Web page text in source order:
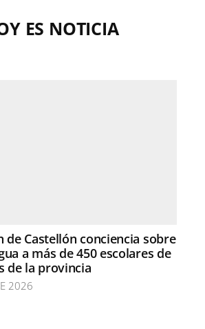
ES NOTICIA
de Castellón conciencia sobre
a más de 450 escolares de
de la provincia
2026